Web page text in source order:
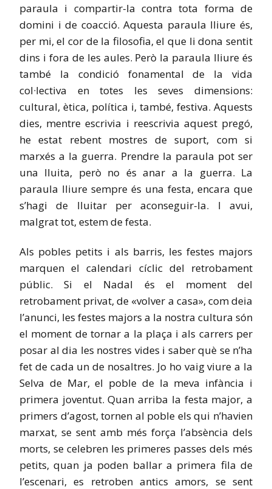
paraula i compartir-la contra tota forma de
domini i de coacció. Aquesta paraula lliure és,
per mi, el cor de la filosofia, el que li dona sentit
dins i fora de les aules. Però la paraula lliure és
també la condició fonamental de la vida
col·lectiva en totes les seves dimensions:
cultural, ètica, política i, també, festiva. Aquests
dies, mentre escrivia i reescrivia aquest pregó,
he estat rebent mostres de suport, com si
marxés a la guerra. Prendre la paraula pot ser
una lluita, però no és anar a la guerra. La
paraula lliure sempre és una festa, encara que
s’hagi de lluitar per aconseguir-la. I avui,
malgrat tot, estem de festa.
Als pobles petits i als barris, les festes majors
marquen el calendari cíclic del retrobament
públic. Si el Nadal és el moment del
retrobament privat, de «volver a casa», com deia
l’anunci, les festes majors a la nostra cultura són
el moment de tornar a la plaça i als carrers per
posar al dia les nostres vides i saber què se n’ha
fet de cada un de nosaltres. Jo ho vaig viure a la
Selva de Mar, el poble de la meva infància i
primera joventut. Quan arriba la festa major, a
primers d’agost, tornen al poble els qui n’havien
marxat, se sent amb més força l’absència dels
morts, se celebren les primeres passes dels més
petits, quan ja poden ballar a primera fila de
l’escenari, es retroben antics amors, se sent